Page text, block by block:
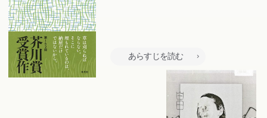
あらすじを読む